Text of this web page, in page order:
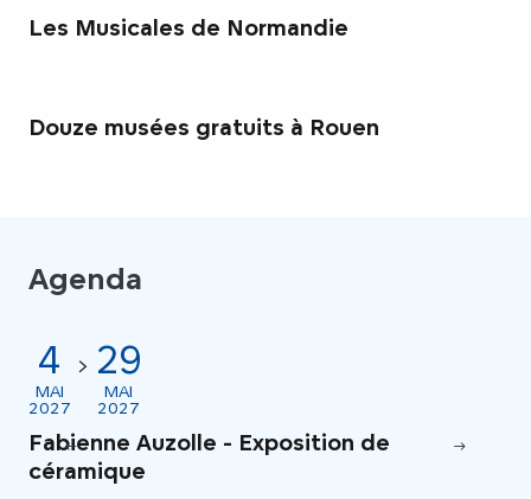
Les Musicales de Normandie
Douze musées gratuits à Rouen
Agenda
4
MAI
2027
29
MAI
2027
Fabienne Auzolle - Exposition de
céramique